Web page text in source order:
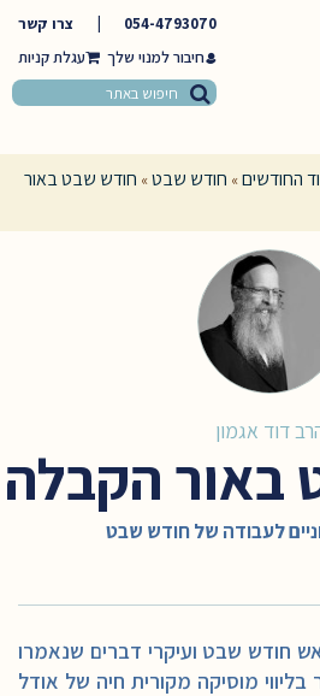
054-4793070
צרו קשר
חיבור למנוי שלך
החודשים» חודש שבט» חודש שבט באור
דוד אגמון
באור הקבלה
לעבודה של חודש שבט
חודש שבט ועיקרי דברים שנאמרו
בליווי מוסיקה מקורית חיה של אודל